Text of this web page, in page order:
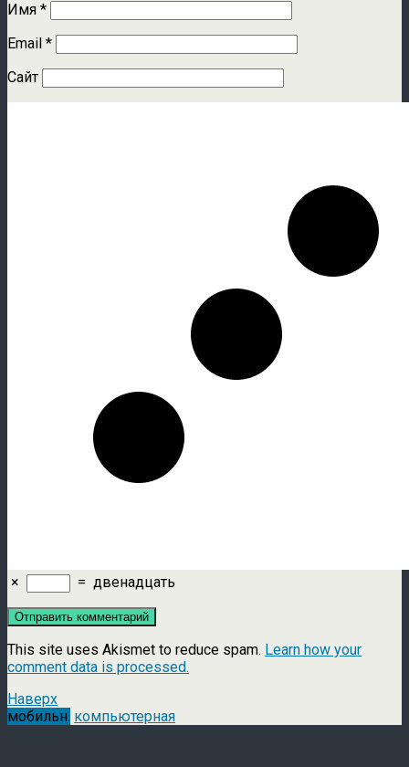
Имя *
Email *
Сайт
× = двенадцать
This site uses Akismet to reduce spam. Learn how your
comment data is processed.
Наверх
мобильн. компьютерная